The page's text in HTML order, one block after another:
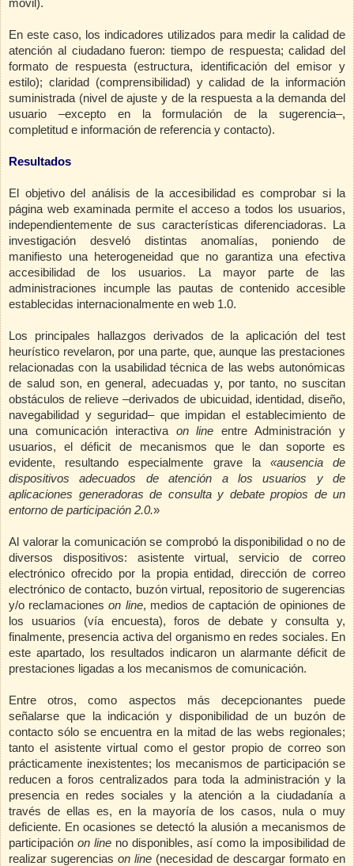
móvil).
En este caso, los indicadores utilizados para medir la calidad de
atención al ciudadano fueron: tiempo de respuesta; calidad del
formato de respuesta (estructura, identificación del emisor y
estilo); claridad (comprensibilidad) y calidad de la información
suministrada (nivel de ajuste y de la respuesta a la demanda del
usuario –excepto en la formulación de la sugerencia–,
completitud e información de referencia y contacto).
Resultados
El objetivo del análisis de la accesibilidad es comprobar si la
página web examinada permite el acceso a todos los usua­rios,
independientemente de sus características diferenciadoras. La
investigación desveló distintas anomalías, poniendo de
manifiesto una heterogeneidad que no garantiza una efectiva
accesibilidad de los usuarios. La mayor parte de las
administraciones incumple las pautas de contenido accesible
establecidas internacionalmente en web 1.0.
Los principales hallazgos derivados de la aplicación del test
heurístico revelaron, por una parte, que, aunque las prestaciones
relacionadas con la usabilidad técnica de las webs autonómicas
de salud son, en general, adecuadas y, por tanto, no suscitan
obstáculos de relieve –derivados de ubicuidad, identidad, diseño,
navegabilidad y seguridad– que impidan el establecimiento de
una comunicación interactiva on lineentre Administración y
usuarios, el déficit de mecanismos que le dan soporte es
evidente, resultando especialmente grave la «ausencia de
dispositivos adecuados de atención a los usuarios y de
aplicaciones generadoras de consulta y debate propios de un
entorno de participación 2.0.»
Al valorar la comunicación se comprobó la disponibilidad o no de
diversos dispositivos: asistente virtual, servicio de correo
electrónico ofrecido por la propia entidad, dirección de correo
electrónico de contacto, buzón virtual, repositorio de sugerencias
y/o reclamacioneson line, medios de captación de opiniones de
los usuarios (vía encuesta), foros de debate y consulta y,
finalmente, presencia activa del organismo en redes sociales. En
este apartado, los resultados indicaron un alarmante déficit de
prestaciones ligadas a los mecanismos de comunicación.
Entre otros, como aspectos más decepcionantes puede
señalarse que la indicación y dis­ponibilidad de un buzón de
contacto sólo se encuentra en la mitad de las webs regionales;
tanto el asistente virtual como el gestor propio de correo son
prácticamente inexistentes; los mecanismos de participación se
redu­cen a foros centralizados para toda la administración y la
presencia en redes sociales y la atención a la ciudadanía a
través de ellas es, en la mayoría de los casos, nula o muy
deficiente. En ocasiones se detectó la alusión a mecanismos de
participación on line no disponibles, así como la imposibilidad de
realizar sugerencias on line (necesidad de descargar formato en